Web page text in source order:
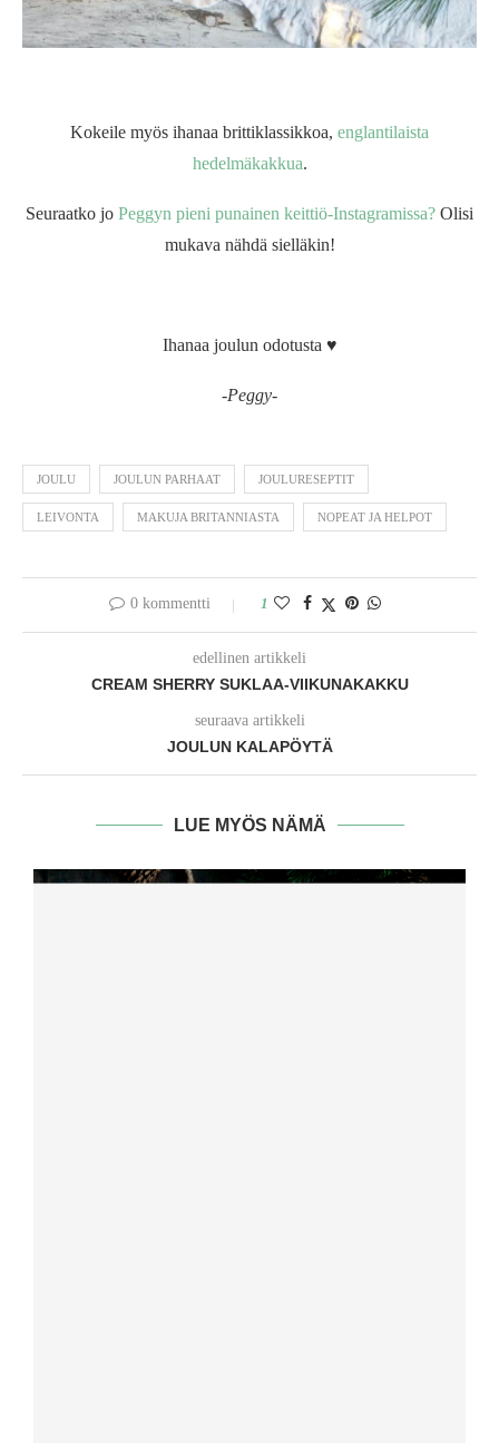
Kokeile myös ihanaa brittiklassikkoa, englantilaista
hedelmäkakkua.
Seuraatko jo Peggyn pieni punainen keittiö-Instagramissa? Olisi
mukava nähdä sielläkin!
Ihanaa joulun odotusta ♥
-Peggy-
JOULU JOULUN PARHAAT JOULURESEPTIT
LEIVONTA MAKUJA BRITANNIASTA NOPEAT JA HELPOT
0 kommentti 1
edellinen artikkeli
CREAM SHERRY SUKLAA-VIIKUNAKAKKU
seuraava artikkeli
JOULUN KALAPÖYTÄ
LUE MYÖS NÄMÄ